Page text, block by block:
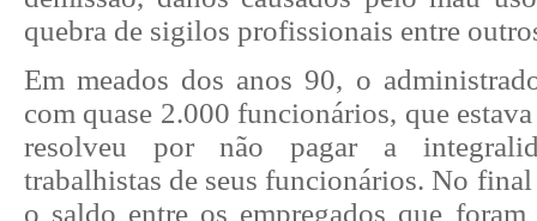
quebra de sigilos profissionais entre
Em meados dos anos 90, o
com quase 2.000 funcionários, que
resolveu por não pagar a
trabalhistas de seus funcionários. No
o saldo entre os empregados que